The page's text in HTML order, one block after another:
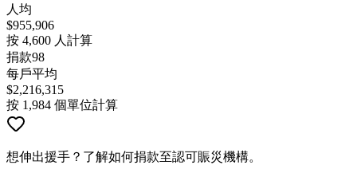
人均
$955,906
按 4,600 人計算
捐款98
每戶平均
$2,216,315
按 1,984 個單位計算
想伸出援手？了解如何捐款至認可賑災機構。